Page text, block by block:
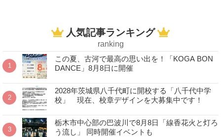
人気記事ランキング
ranking
この夏、古河で最高の思い出を！「KOGA BON
DANCE」8月8日に開催
2028年茨城県八千代町に開校する「八千代中学
校」 現在、校章デザインを大募集中です！
栃木市中心部の巴波川で8月8日「線香花火と灯ろ
う流し」 同時開催イベントも